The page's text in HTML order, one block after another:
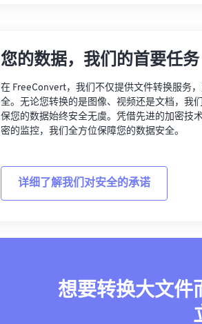
您的数据，我们的首要任务
在 FreeConvert，我们不仅提供文件转换服务
全。无论您转换的是图像、视频还是文档，我
保您的数据始终安全无虞。凭借先进的加密技
密的监控，我们全方位保障您的数据安全。
详细了解我们对安全的承诺
想要转换大文件